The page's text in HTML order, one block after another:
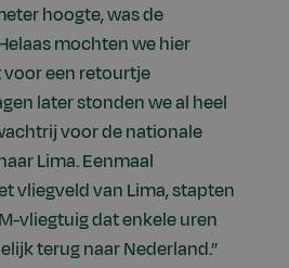
hoogte, was de
mochten we hier
een retourtje
later stonden we al heel
voor de nationale
Lima. Eenmaal
vliegveld van Lima, stapten
vliegtuig dat enkele uren
terug naar Nederland.”